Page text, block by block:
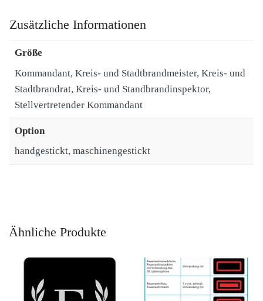
Zusätzliche Informationen
Größe
Kommandant, Kreis- und Stadtbrandmeister, Kreis- und
Stadtbrandrat, Kreis- und Standbrandinspektor,
Stellvertretender Kommandant
Option
handgestickt, maschinengestickt
Ähnliche Produkte